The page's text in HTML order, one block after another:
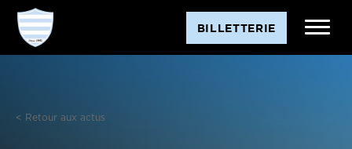
BILLETTERIE
< Retour aux actus